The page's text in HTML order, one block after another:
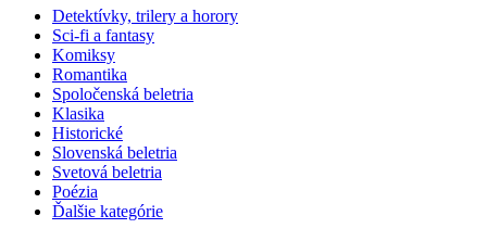
Detektívky, trilery a horory
Sci-fi a fantasy
Komiksy
Romantika
Spoločenská beletria
Klasika
Historické
Slovenská beletria
Svetová beletria
Poézia
Ďalšie kategórie